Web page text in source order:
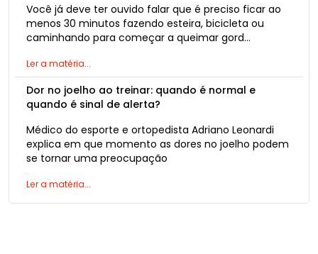
Você já deve ter ouvido falar que é preciso ficar ao
menos 30 minutos fazendo esteira, bicicleta ou
caminhando para começar a queimar gord…
Ler a matéria...
Dor no joelho ao treinar: quando é normal e
quando é sinal de alerta?
Médico do esporte e ortopedista Adriano Leonardi
explica em que momento as dores no joelho podem
se tornar uma preocupação
Ler a matéria...